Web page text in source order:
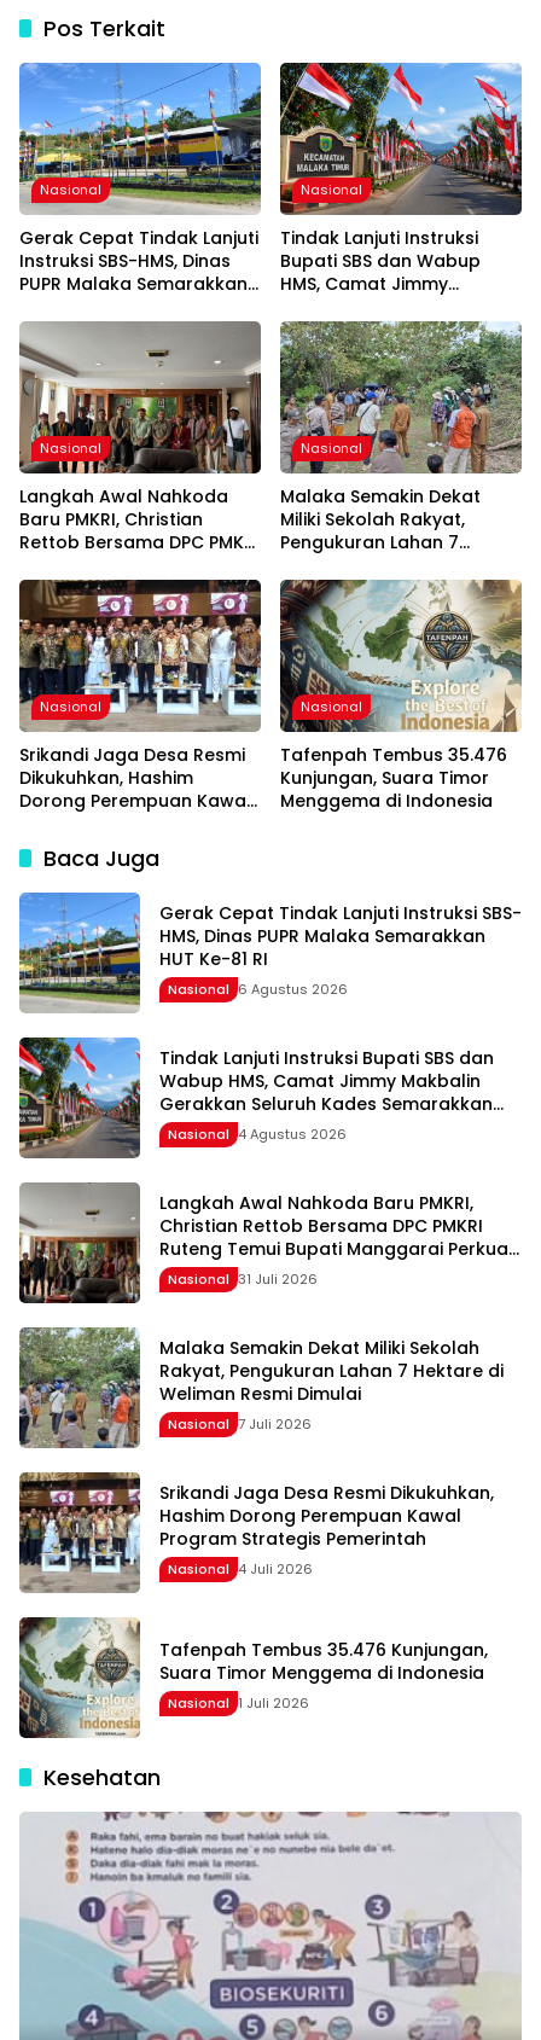
Pos Terkait
Nasional
Gerak Cepat Tindak Lanjuti
Instruksi SBS-HMS, Dinas
PUPR Malaka Semarakkan
Nasional
Tindak Lanjuti Instruksi
Bupati SBS dan Wabup
HMS, Camat Jimmy
Kades Semarakkan HUT
ke-81 RI
Nasional
Langkah Awal Nahkoda
Baru PMKRI, Christian
Rettob Bersama DPC PMKRI
Manggarai Perkuat
Kolaborasi Masa Depan
Nasional
Malaka Semakin Dekat
Miliki Sekolah Rakyat,
Pengukuran Lahan 7
Dimulai
Nasional
Srikandi Jaga Desa Resmi
Dikukuhkan, Hashim
Dorong Perempuan Kawal
Pemerintah
Nasional
Tafenpah Tembus 35.476
Kunjungan, Suara Timor
Menggema di Indonesia
Baca Juga
Gerak Cepat Tindak Lanjuti Instruksi SBS-
HMS, Dinas PUPR Malaka Semarakkan
HUT Ke-81 RI
Nasional 6 Agustus 2026
Tindak Lanjuti Instruksi Bupati SBS dan
Wabup HMS, Camat Jimmy Makbalin
Gerakkan Seluruh Kades Semarakkan
HUT ke-81 RI
Nasional 4 Agustus 2026
Langkah Awal Nahkoda Baru PMKRI,
Christian Rettob Bersama DPC PMKRI
Ruteng Temui Bupati Manggarai Perkuat
Kolaborasi Masa Depan
Nasional 31 Juli 2026
Malaka Semakin Dekat Miliki Sekolah
Rakyat, Pengukuran Lahan 7 Hektare di
Weliman Resmi Dimulai
Nasional 7 Juli 2026
Srikandi Jaga Desa Resmi Dikukuhkan,
Hashim Dorong Perempuan Kawal
Program Strategis Pemerintah
Nasional 4 Juli 2026
Tafenpah Tembus 35.476 Kunjungan,
Suara Timor Menggema di Indonesia
Nasional 1 Juli 2026
Kesehatan